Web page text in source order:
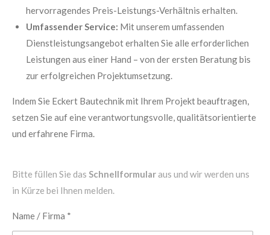
hervorragendes Preis-Leistungs-Verhältnis erhalten.
Umfassender Service: Mit unserem umfassenden
Dienstleistungsangebot erhalten Sie alle erforderlichen
Leistungen aus einer Hand – von der ersten Beratung bis
zur erfolgreichen Projektumsetzung.
Indem Sie Eckert Bautechnik mit Ihrem Projekt beauftragen,
setzen Sie auf eine verantwortungsvolle, qualitätsorientierte
und erfahrene Firma.
Bitte füllen Sie das Schnellformular aus und wir werden uns
in Kürze bei Ihnen melden.
Name / Firma *